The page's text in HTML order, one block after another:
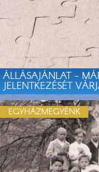
ÁLLÁSAJÁNLAT -
JELENTKEZÉSÉT
EGYHÁZMEGYÉNK